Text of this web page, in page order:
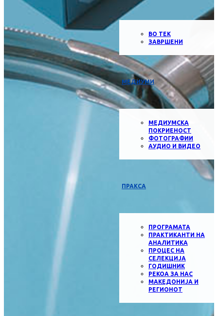
ВО ТЕК
ЗАВРШЕНИ
МЕДИУМИ
МЕДИУМСКА
ПОКРИЕНОСТ
ФОТОГРАФИИ
АУДИО И ВИДЕО
ПРАКСА
ПРОГРАМАТА
ПРАКТИКАНТИ НА
АНАЛИТИКА
ПРОЦЕС НА
СЕЛЕКЦИЈА
ГОДИШНИК
РЕКОА ЗА НАС
МАКЕДОНИЈА И
РЕГИОНОТ